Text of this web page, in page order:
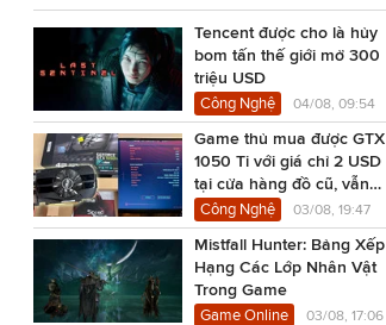
Tencent được cho là hủy
bom tấn thế giới mở 300
triệu USD
Công Nghệ 04/08, 09:54
Game thủ mua được GTX
1050 Ti với giá chỉ 2 USD
tại cửa hàng đồ cũ, vẫn
chạy Cyberpunk 2077
Công Nghệ 03/08, 19:47
Mistfall Hunter: Bảng Xếp
Hạng Các Lớp Nhân Vật
Trong Game
Game Online 03/08, 17:06